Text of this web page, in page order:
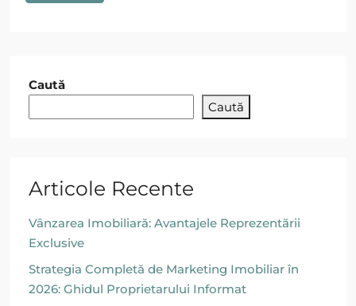
Caută
Caută
Articole Recente
Vânzarea Imobiliară: Avantajele Reprezentării
Exclusive
Strategia Completă de Marketing Imobiliar în
2026: Ghidul Proprietarului Informat